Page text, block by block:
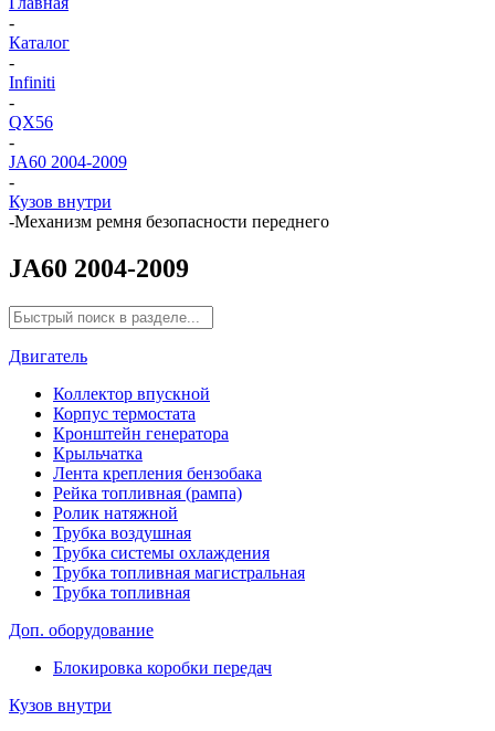
-
Каталог
-
Infiniti
-
QX56
-
JA60 2004-2009
-
Кузов внутри
-Механизм ремня безопасности переднего
JA60 2004-2009
Двигатель
Коллектор впускной
Корпус термостата
Кронштейн генератора
Крыльчатка
Лента крепления бензобака
Рейка топливная (рампа)
Ролик натяжной
Трубка воздушная
Трубка системы охлаждения
Трубка топливная магистральная
Трубка топливная
Доп. оборудование
Блокировка коробки передач
Кузов внутри